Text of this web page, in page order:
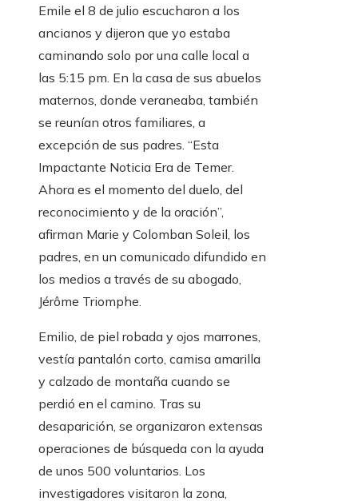
Emile el 8 de julio escucharon a los
ancianos y dijeron que yo estaba
caminando solo por una calle local a
las 5:15 pm. En la casa de sus abuelos
maternos, donde veraneaba, también
se reunían otros familiares, a
excepción de sus padres. “Esta
Impactante Noticia Era de Temer.
Ahora es el momento del duelo, del
reconocimiento y de la oración”,
afirman Marie y Colomban Soleil, los
padres, en un comunicado difundido en
los medios a través de su abogado,
Jérôme Triomphe.
Emilio, de piel robada y ojos marrones,
vestía pantalón corto, camisa amarilla
y calzado de montaña cuando se
perdió en el camino. Tras su
desaparición, se organizaron extensas
operaciones de búsqueda con la ayuda
de unos 500 voluntarios. Los
investigadores visitaron la zona,